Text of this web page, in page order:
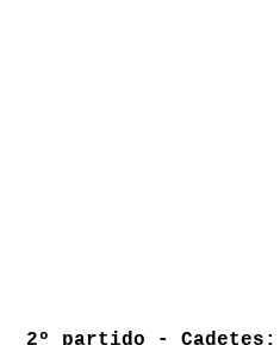
2º partido - Cadetes: